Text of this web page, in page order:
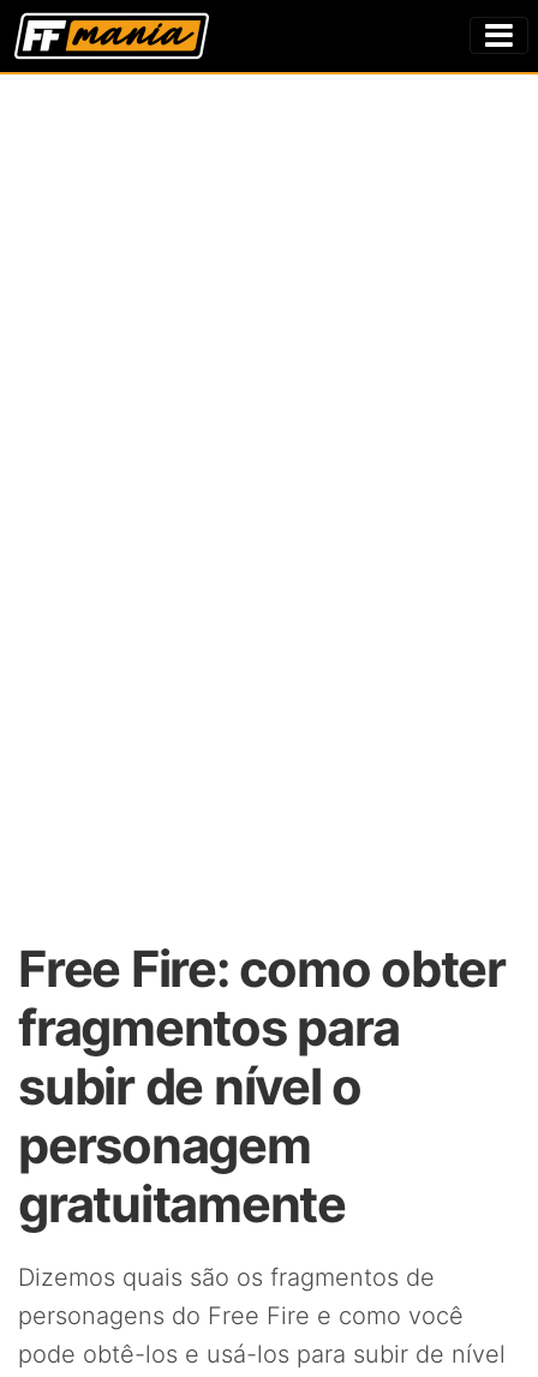
Free Fire: como obter
fragmentos para
subir de nível o
personagem
gratuitamente
Dizemos quais são os fragmentos de
personagens do Free Fire e como você
pode obtê-los e usá-los para subir de nível